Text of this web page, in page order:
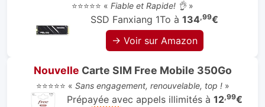
⭐⭐⭐⭐⭐ « Fiable et Rapide! 👌»
SSD Fanxiang 1To à 134,99€
→ Voir sur Amazon
Nouvelle Carte SIM Free Mobile 350Go
⭐⭐⭐⭐⭐ « Sans engagement, renouvelable, top !»
Prépayée avec appels illimités à 12,99€